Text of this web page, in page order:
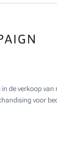
de verkoop van
voor